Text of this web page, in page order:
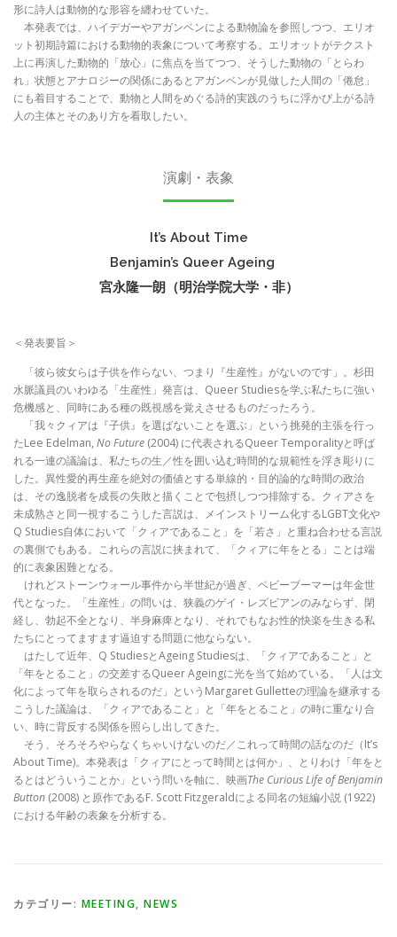
形に詩人は動物的な形容を纏わせていた。
本発表では、ハイデガーやアガンベンによる動物論を参照しつつ、エリオ
ット初期詩篇における動物的表象について考察する。エリオットがテクスト
上に再演した動物的「放心」に焦点を当てつつ、そうした動物の「とらわ
れ」状態とアナロジーの関係にあるとアガンベンが見做した人間の「倦怠」
にも着目することで、動物と人間をめぐる詩的実践のうちに浮かび上がる詩
人の主体とそのあり方を看取したい。
演劇・表象
It’s About Time
Benjamin’s Queer Ageing
宮永隆一朗（明治学院大学・非）
＜発表要旨＞
「彼ら彼女らは子供を作らない、つまり『生産性』がないのです」。杉田
水脈議員のいわゆる「生産性」発言は、Queer Studiesを学ぶ私たちに強い
危機感と、同時にある種の既視感を覚えさせるものだったろう。
「我々クィアは『子供』を選ばないことを選ぶ」という挑発的主張を行っ
たLee Edelman, No Future (2004) に代表されるQueer Temporalityと呼ば
れる一連の議論は、私たちの生／性を囲い込む時間的な規範性を浮き彫りに
した。異性愛的再生産を絶対の価値とする単線的・目的論的な時間の政治
は、その逸脱者を成長の失敗と描くことで包摂しつつ排除する。クィアさを
未成熟さと同一視するこうした言説は、メインストリーム化するLGBT文化や
Q Studies自体において「クィアであること」を「若さ」と重ね合わせる言説
の裏側でもある。これらの言説に挟まれて、「クィアに年をとる」ことは端
的に表象困難となる。
けれどストーンウォール事件から半世紀が過ぎ、ベビーブーマーは年金世
代となった。「生産性」の問いは、狭義のゲイ・レズビアンのみならず、閉
経し、勃起不全となり、半身麻痺となり、それでもなお性的快楽を生きる私
たちにとってますます逼迫する問題に他ならない。
はたして近年、Q StudiesとAgeing Studiesは、「クィアであること」と
「年をとること」の交差するQueer Ageingに光を当て始めている。「人は文
化によって年を取らされるのだ」というMargaret Gulletteの理論を継承する
こうした議論は、「クィアであること」と「年をとること」の時に重なり合
い、時に背反する関係を照らし出してきた。
そう、そろそろやらなくちゃいけないのだ／これって時間の話なのだ（It’s
About Time)。本発表は「クィアにとって時間とは何か」、とりわけ「年をと
るとはどういうことか」という問いを軸に、映画The Curious Life of Benjamin
Button (2008) と原作であるF. Scott Fitzgeraldによる同名の短編小説 (1922)
における年齢の表象を分析する。
カテゴリー: MEETING, NEWS